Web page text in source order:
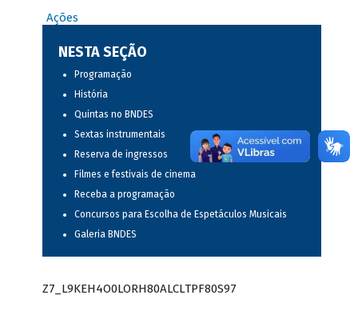
Ações
NESTA SEÇÃO
Programação
História
Quintas no BNDES
Sextas instrumentais
Reserva de ingressos
Filmes e festivais de cinema
Receba a programação
Concursos para Escolha de Espetáculos Musicais
Galeria BNDES
Z7_L9KEH4O0LORH80ALCLTPF80S97